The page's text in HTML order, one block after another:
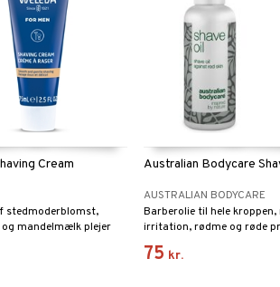
Cream
stedmoderblomst,
mandelmælk plejer
den stressende
Australian Bodycare
AUSTRALIAN BODYCARE
Barberolie til hele kroppen,
irritation, rødme og røde
efter barbering
75 kr.